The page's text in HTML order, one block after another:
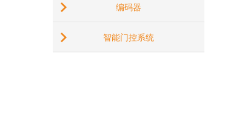
编码器
智能门控系统